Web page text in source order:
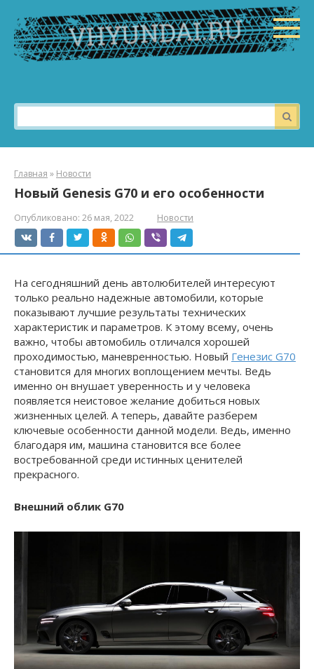
контенту
Поиск:
Главная » Новости
Новый Genesis G70 и его особенности
Опубликовано: 26 мая, 2022 Новости
На сегодняшний день автолюбителей интересуют
только реально надежные автомобили, которые
показывают лучшие результаты технических
характеристик и параметров. К этому всему, очень
важно, чтобы автомобиль отличался хорошей
проходимостью, маневренностью. Новый Генезис G70
становится для многих воплощением мечты. Ведь
именно он внушает уверенность и у человека
появляется неистовое желание добиться новых
жизненных целей. А теперь, давайте разберем
ключевые особенности данной модели. Ведь, именно
благодаря им, машина становится все более
востребованной среди истинных ценителей
прекрасного.
Внешний облик G70